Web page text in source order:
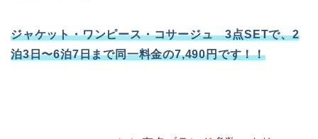
ジャケット・ワンピース・コサージュ 3点SETで、2
泊3日〜6泊7日まで同一料金の7,490円です！！